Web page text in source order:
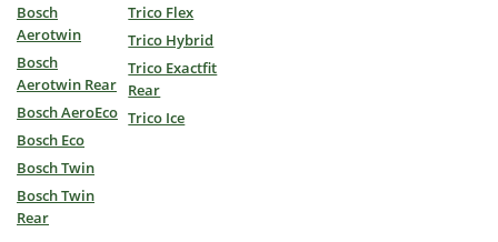
Bosch
Aerotwin
Bosch
Aerotwin Rear
Bosch AeroEco
Bosch Eco
Bosch Twin
Bosch Twin
Rear
Trico Flex
Trico Hybrid
Trico Exactfit
Rear
Trico Ice